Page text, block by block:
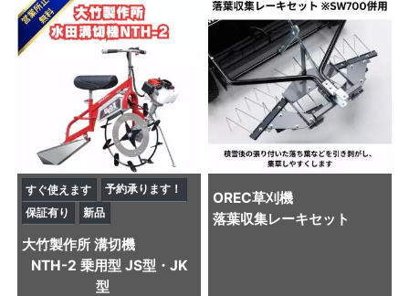
すぐ使えます
予約承ります！
保証有り
新品
大竹製作所 溝切機
NTH-2 乗用型 JS型・JK
型
OREC草刈機
落葉収集レーキセット